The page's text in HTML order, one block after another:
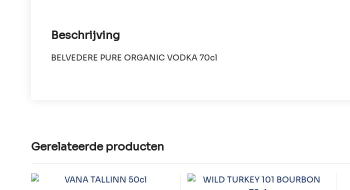
Beschrijving
BELVEDERE PURE ORGANIC VODKA 70cl
Gerelateerde producten